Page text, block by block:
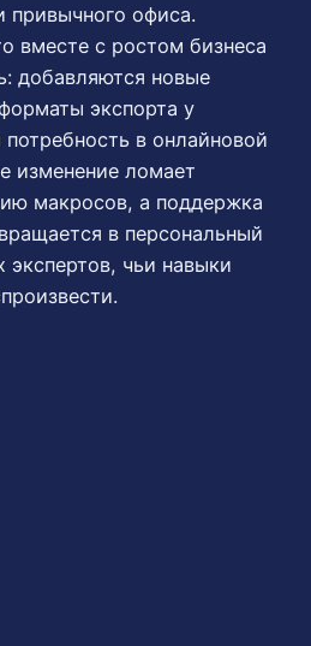
привычного офиса.
вместе с ростом бизнеса
добавляются новые
экспорта у
в онлайновой
изменение ломает
макросов, а поддержка
в персональный
экспертов, чьи навыки